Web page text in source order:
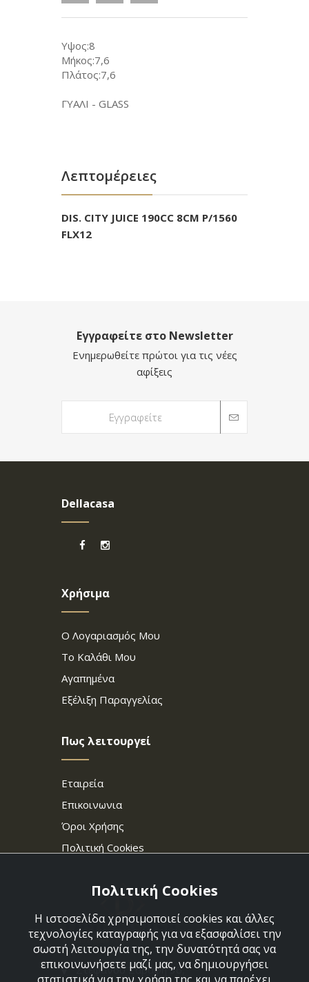
Υψος:8
Μήκος:7,6
Πλάτος:7,6
ΓΥΑΛΙ - GLASS
Λεπτομέρειες
DIS. CITY JUICE 190CC 8CM P/1560
FLX12
Εγγραφείτε στο Newsletter
Ενημερωθείτε πρώτοι για τις νέες
αφίξεις
Dellacasa
Χρήσιμα
Ο Λογαριασμός Μου
Το Καλάθι Μου
Αγαπημένα
Εξέλιξη Παραγγελίας
Πως λειτουργεί
Εταιρεία
Επικοινωνια
Όροι Χρήσης
Πολιτική Cookies
Στεφάνου Σαράφη 36,
Πολιτική Cookies
Η ιστοσελίδα χρησιμοποιεί cookies και άλλες
τεχνολογίες καταγραφής για να εξασφαλίσει την
σωστή λειτουργία της, την δυνατότητά σας να
επικοινωνήσετε μαζί μας, να δημιουργήσει